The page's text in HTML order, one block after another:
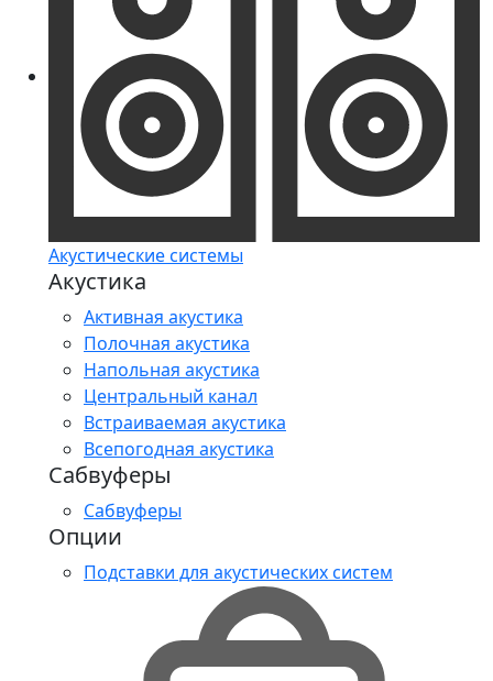
Акустические системы
Акустика
Активная акустика
Полочная акустика
Напольная акустика
Центральный канал
Встраиваемая акустика
Всепогодная акустика
Сабвуферы
Сабвуферы
Опции
Подставки для акустических систем